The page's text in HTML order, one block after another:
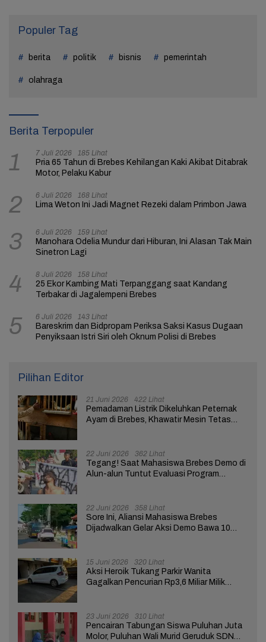
Populer Tag
berita politik bisnis pemerintah
olahraga
Berita Terpopuler
1 7 Juli 2026 185 Lihat
Pria 65 Tahun di Brebes Kehilangan Kaki Akibat Ditabrak
Motor, Pelaku Kabur
2 6 Juli 2026 168 Lihat
Lima Weton Ini Jadi Magnet Rezeki dalam Primbon Jawa
3 6 Juli 2026 159 Lihat
Manohara Odelia Mundur dari Hiburan, Ini Alasan Tak Main
Sinetron Lagi
4 8 Juli 2026 158 Lihat
25 Ekor Kambing Mati Terpanggang saat Kandang
Terbakar di Jagalempeni Brebes
5 6 Juli 2026 143 Lihat
Bareskrim dan Bidpropam Periksa Saksi Kasus Dugaan
Penyiksaan Istri Siri oleh Oknum Polisi di Brebes
Pilihan Editor
21 Juni 2026 422 Lihat
Pemadaman Listrik Dikeluhkan Peternak
Ayam di Brebes, Khawatir Mesin Tetas
22 Juni 2026 362 Lihat
Tegang! Saat Mahasiswa Brebes Demo di
Alun-alun Tuntut Evaluasi Program
22 Juni 2026 358 Lihat
Sore Ini, Aliansi Mahasiswa Brebes
Dijadwalkan Gelar Aksi Demo Bawa 10
15 Juni 2026 320 Lihat
Aksi Heroik Tukang Parkir Wanita
Gagalkan Pencurian Rp3,6 Miliar Milik
23 Juni 2026 310 Lihat
Pencairan Tabungan Siswa Puluhan Juta
Molor, Puluhan Wali Murid Geruduk SDN